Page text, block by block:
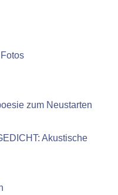
zum Neustarten
Akustische